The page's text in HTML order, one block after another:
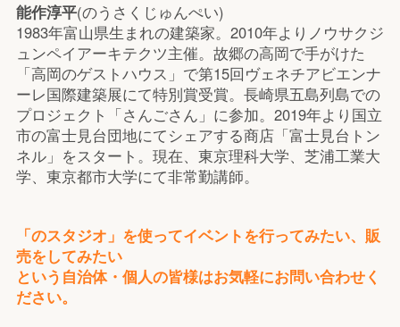
能作淳平(のうさくじゅんぺい)
1983年富山県生まれの建築家。2010年よりノウサクジ
ュンペイアーキテクツ主催。故郷の高岡で手がけた
「高岡のゲストハウス」で第15回ヴェネチアビエンナ
ーレ国際建築展にて特別賞受賞。長崎県五島列島での
プロジェクト「さんごさん」に参加。2019年より国立
市の富士見台団地にてシェアする商店「富士見台トン
ネル」をスタート。現在、東京理科大学、芝浦工業大
学、東京都市大学にて非常勤講師。
「のスタジオ」を使ってイベントを行ってみたい、販
売をしてみたい
という自治体・個人の皆様はお気軽にお問い合わせく
ださい。